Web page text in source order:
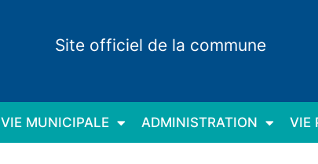
Site officiel de la commune
VIE MUNICIPALE ADMINISTRATION VIE